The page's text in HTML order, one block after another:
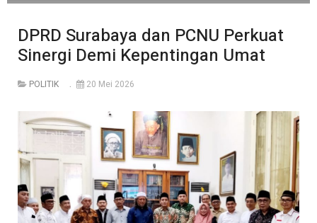
DPRD Surabaya dan PCNU Perkuat
Sinergi Demi Kepentingan Umat
POLITIK 20 Mei 2026